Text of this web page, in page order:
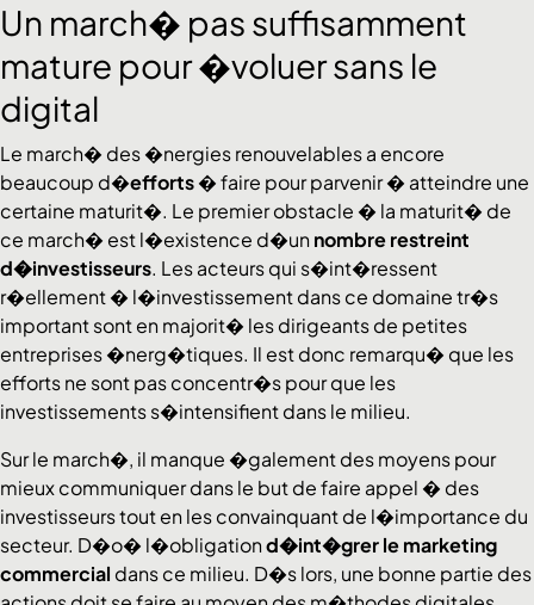
Un march� pas suffisamment
mature pour �voluer sans le
digital
Le march� des �nergies renouvelables a encore
beaucoup d�efforts� faire pour parvenir � atteindre une
certaine maturit�. Le premier obstacle � la maturit� de
ce march� est l�existence d�unnombre restreint
d�investisseurs. Les acteurs qui s�int�ressent
r�ellement � l�investissement dans ce domaine tr�s
important sont en majorit� les dirigeants de petites
entreprises �nerg�tiques. Il est donc remarqu� que les
efforts ne sont pas concentr�s pour que les
investissements s�intensifient dans le milieu.
Sur le march�, il manque �galement des moyens pour
mieux communiquer dans le but de faire appel � des
investisseurs tout en les convainquant de l�importance du
secteur. D�o� l�obligationd�int�grer le marketing
commercial dans ce milieu. D�s lors, une bonne partie des